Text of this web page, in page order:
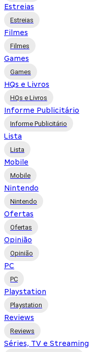
Estreias
Estreias
Filmes
Filmes
Games
Games
HQs e Livros
HQs e Livros
Informe Publicitário
Informe Publicitário
Lista
Lista
Mobile
Mobile
Nintendo
Nintendo
Ofertas
Ofertas
Opinião
Opinião
PC
PC
Playstation
Playstation
Reviews
Reviews
Séries, TV e Streaming